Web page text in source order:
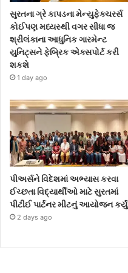
સુરતના ગ્રે કાપડના મેન્યુફેક્ચરર્સ
કોઈપણ મધ્યસ્થી વગર સીધા જ
શ્રીલંકાના આધુનિક ગારમેન્ટ
યુનિટ્સને ફેબ્રિક એક્સપોર્ટ કરી
શકશે
1 day ago
પીઅર્સને વિદેશમાં અભ્યાસ કરવા
ઈચ્છતા વિદ્યાર્થીઓ માટે સુરતમાં
પીટીઈ પાર્ટનર મીટનું આયોજન કર્યું
2 days ago